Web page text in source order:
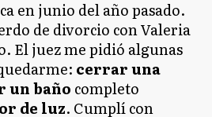
en junio del año pasado.
de divorcio con Valeria
El juez me pidió algunas
cerrar una
un baño completo
de luz. Cumplí con